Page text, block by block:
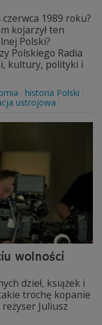
1989 roku?
kojarzył ten
Polski?
Polskiego Radia
kultury, polityki i
historia Polski
ustrojowa
wolności
dzieł, książek i
trochę kopanie
reżyser Juliusz